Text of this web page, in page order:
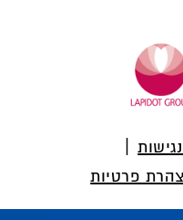
פרטיות